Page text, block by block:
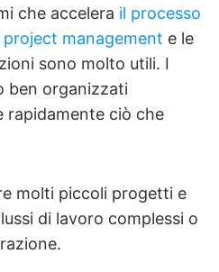
che accelera il processo
project management e le
sono molto utili. I
ben organizzati
rapidamente ciò che
molti piccoli progetti e
di lavoro complessi o